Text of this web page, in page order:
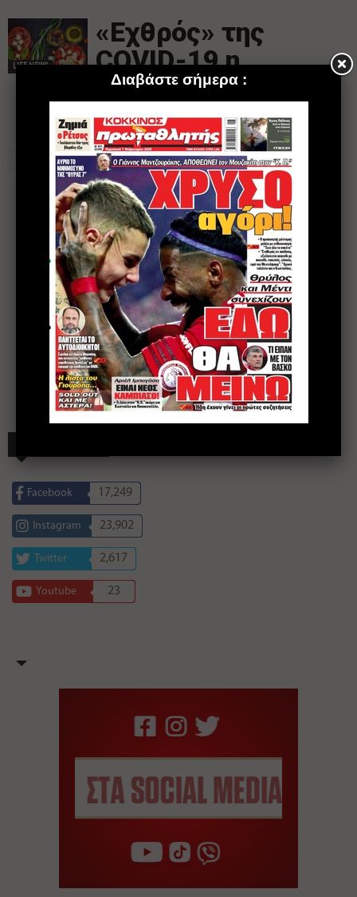
LIFE NEWS
«Εχθρός» της
COVID-19 η
μεσογειακή
διατροφή
Facebook 17,249
Instagram 23,902
Twitter 2,617
Youtube 23